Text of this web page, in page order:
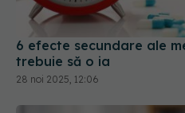
28 noi 2025, 12:06